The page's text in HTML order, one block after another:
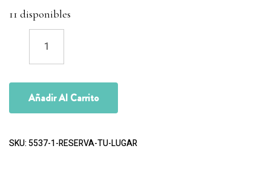
11 disponibles
Añadir Al Carrito
SKU:5537-1-RESERVA-TU-LUGAR